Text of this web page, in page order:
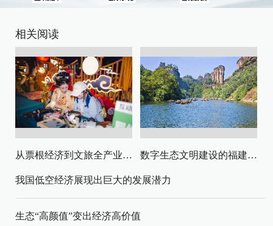
相关阅读
从票根经济到文旅全产业链升级 数字生态文明建设的福建路径与启示
我国低空经济展现出巨大的发展潜力
生态“高颜值”变出经济高价值